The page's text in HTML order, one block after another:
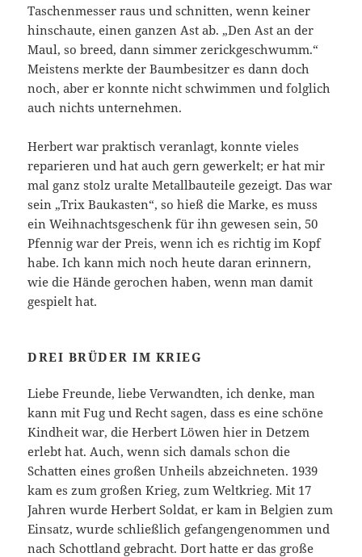
Taschenmesser raus und schnitten, wenn keiner
hinschaute, einen ganzen Ast ab. „Den Ast an der
Maul, so breed, dann simmer zerickgeschwumm.“
Meistens merkte der Baumbesitzer es dann doch
noch, aber er konnte nicht schwimmen und folglich
auch nichts unternehmen.
Herbert war praktisch veranlagt, konnte vieles
reparieren und hat auch gern gewerkelt; er hat mir
mal ganz stolz uralte Metallbauteile gezeigt. Das war
sein „Trix Baukasten“, so hieß die Marke, es muss
ein Weihnachtsgeschenk für ihn gewesen sein, 50
Pfennig war der Preis, wenn ich es richtig im Kopf
habe. Ich kann mich noch heute daran erinnern,
wie die Hände gerochen haben, wenn man damit
gespielt hat.
DREI BRÜDER IM KRIEG
Liebe Freunde, liebe Verwandten, ich denke, man
kann mit Fug und Recht sagen, dass es eine schöne
Kindheit war, die Herbert Löwen hier in Detzem
erlebt hat. Auch, wenn sich damals schon die
Schatten eines großen Unheils abzeichneten. 1939
kam es zum großen Krieg, zum Weltkrieg. Mit 17
Jahren wurde Herbert Soldat, er kam in Belgien zum
Einsatz, wurde schließlich gefangengenommen und
nach Schottland gebracht. Dort hatte er das große